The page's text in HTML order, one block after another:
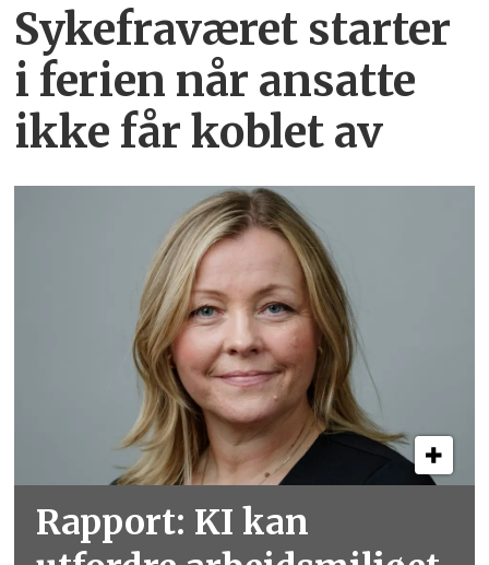
Sykefraværet starter
i ferien når ansatte
ikke får koblet av
Rapport: KI kan